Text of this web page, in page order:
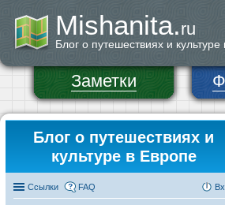
Mishanita.ru
Блог о путешествиях и
Заметки
Блог о путешествиях и
культуре в Европе
Ссылки FAQ